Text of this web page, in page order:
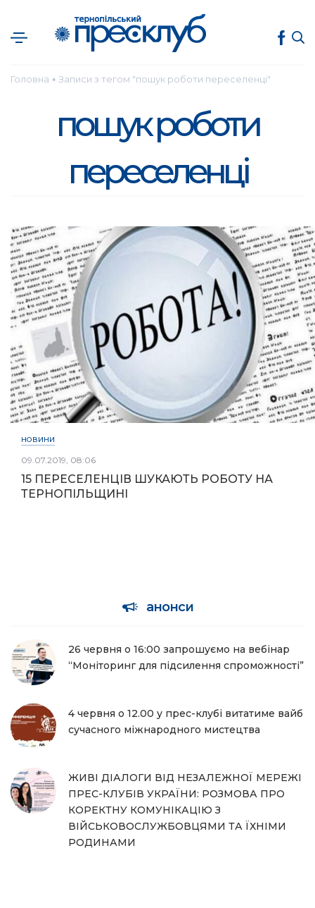
Головна ● Записи з тегом "пошук роботи переселенці"
пошук роботи
переселенці
НОВИНИ
09.07.2019, 08:06
15 ПЕРЕСЕЛЕНЦІВ ШУКАЮТЬ РОБОТУ НА
ТЕРНОПІЛЬЩИНІ
анонси
26 червня о 16:00 запрошуємо на вебінар
“Моніторинг для підсилення спроможності”
4 червня о 12.00 у прес-клубі витатиме вайб
сучасного міжнародного мистецтва
ЖИВІ ДІАЛОГИ ВІД НЕЗАЛЕЖНОЇ МЕРЕЖІ
ПРЕС-КЛУБІВ УКРАЇНИ: РОЗМОВА ПРО
КОРЕКТНУ КОМУНІКАЦІЮ З
ВІЙСЬКОВОСЛУЖБОВЦЯМИ ТА ЇХНІМИ
РОДИНАМИ